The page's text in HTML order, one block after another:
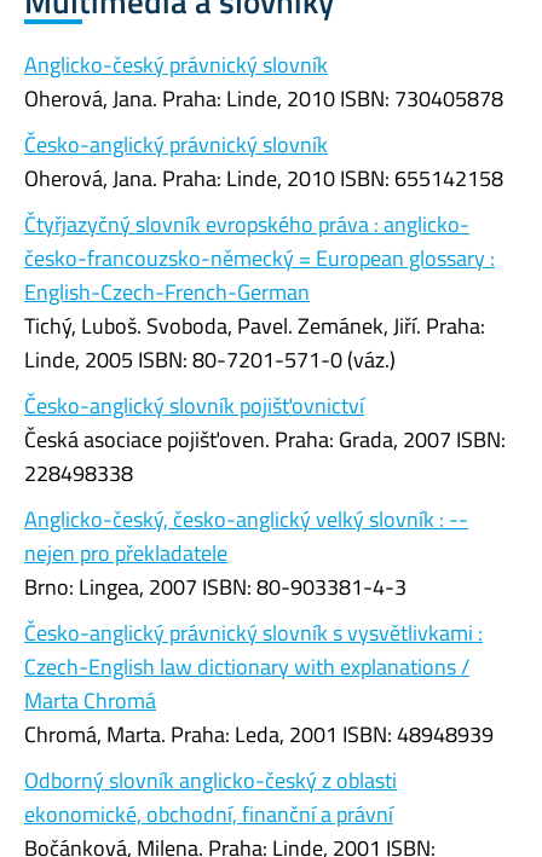
Anglicko-český právnický slovník
Oherová, Jana. Praha: Linde, 2010 ISBN: 730405878
Česko-anglický právnický slovník
Oherová, Jana. Praha: Linde, 2010 ISBN: 655142158
Čtyřjazyčný slovník evropského práva : anglicko-
česko-francouzsko-německý = European glossary :
English-Czech-French-German
Tichý, Luboš. Svoboda, Pavel. Zemánek, Jiří. Praha:
Linde, 2005 ISBN: 80-7201-571-0 (váz.)
Česko-anglický slovník pojišťovnictví
Česká asociace pojišťoven. Praha: Grada, 2007 ISBN:
228498338
Anglicko-český, česko-anglický velký slovník : --
nejen pro překladatele
Brno: Lingea, 2007 ISBN: 80-903381-4-3
Česko-anglický právnický slovník s vysvětlivkami :
Czech-English law dictionary with explanations /
Marta Chromá
Chromá, Marta. Praha: Leda, 2001 ISBN: 48948939
Odborný slovník anglicko-český z oblasti
ekonomické, obchodní, finanční a právní
Bočánková, Milena. Praha: Linde, 2001 ISBN: